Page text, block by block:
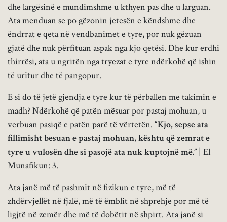
dhe largësinë e mundimshme u kthyen pas dhe u larguan.
Ata menduan se po gëzonin jetesën e këndshme dhe
ëndrrat e qeta në vendbanimet e tyre, por nuk gëzuan
gjatë dhe nuk përfituan aspak nga kjo qetësi. Dhe kur erdhi
thirrësi, ata u ngritën nga tryezat e tyre ndërkohë që ishin
të uritur dhe të pangopur.
E si do të jetë gjendja e tyre kur të përballen me takimin e
madh? Ndërkohë që patën mësuar por pastaj mohuan, u
verbuan pasiqë e patën parë të vërtetën. “Kjo, sepse ata
fillimisht besuan e pastaj mohuan, kështu që zemrat e
tyre u vulosën dhe si pasojë ata nuk kuptojnë më.” | El
Munafikun: 3.
Ata janë më të pashmit në fizikun e tyre, më të
zhdërvjellët në fjalë, më të ëmblit në shprehje por më të
ligjtë në zemër dhe më të dobëtit në shpirt. Ata janë si